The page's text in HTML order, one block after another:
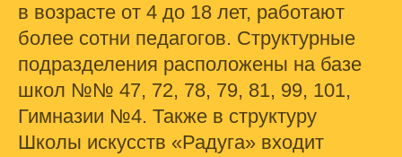
в возрасте от 4 до 18 лет, работают
более сотни педагогов. Структурные
подразделения расположены на базе
школ №№ 47, 72, 78, 79, 81, 99, 101,
Гимназии №4. Также в структуру
Школы искусств «Радуга» входит